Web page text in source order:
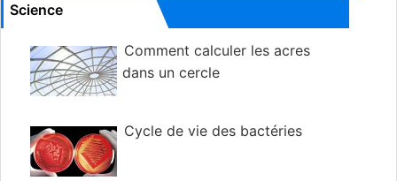
Science
Comment calculer les acres
dans un cercle
Cycle de vie des bactéries